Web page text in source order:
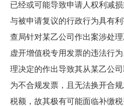
已经或可能导致申请人权利减
与被申请复议的行政行为具有
查局针对某乙公司作出案涉处
虚开增值税专用发票的违法行
理决定的作出导致其从某乙公
为不合规发票，且无法换开合
税额，故其极有可能面临补缴